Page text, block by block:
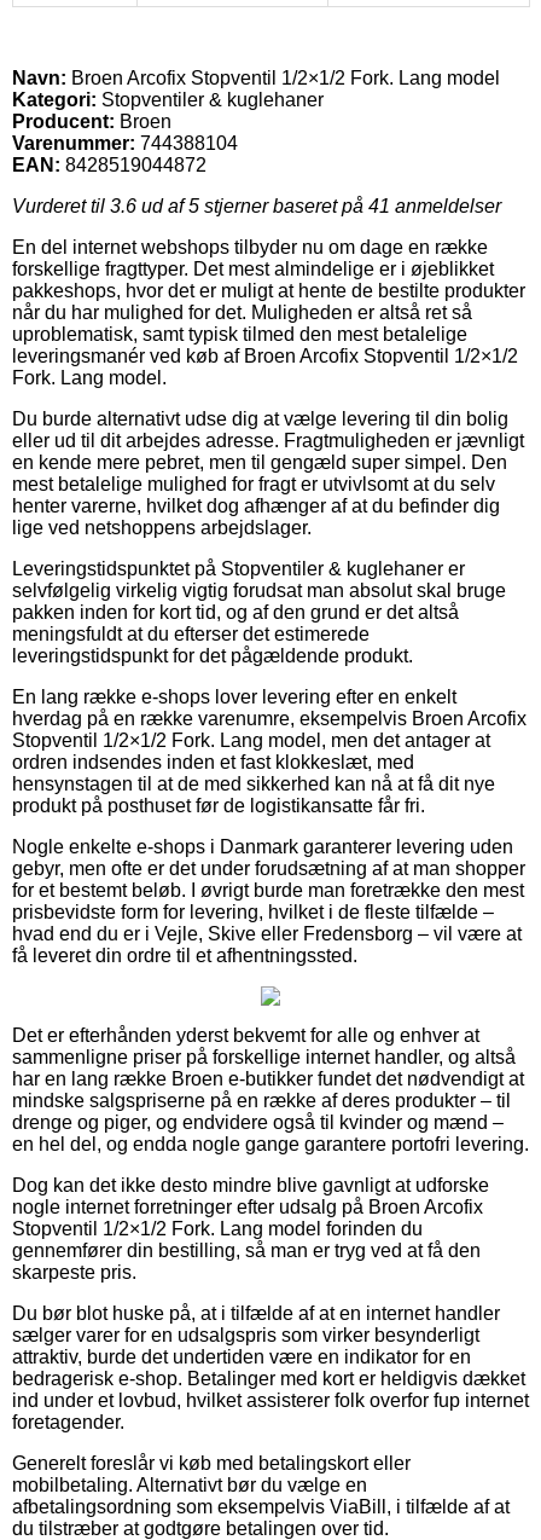
Navn: Broen Arcofix Stopventil 1/2×1/2 Fork. Lang model
Kategori: Stopventiler & kuglehaner
Producent: Broen
Varenummer: 744388104
EAN: 8428519044872
Vurderet til 3.6 ud af 5 stjerner baseret på 41 anmeldelser
En del internet webshops tilbyder nu om dage en række
forskellige fragttyper. Det mest almindelige er i øjeblikket
pakkeshops, hvor det er muligt at hente de bestilte produkter
når du har mulighed for det. Muligheden er altså ret så
uproblematisk, samt typisk tilmed den mest betalelige
leveringsmanér ved køb af Broen Arcofix Stopventil 1/2×1/2
Fork. Lang model.
Du burde alternativt udse dig at vælge levering til din bolig
eller ud til dit arbejdes adresse. Fragtmuligheden er jævnligt
en kende mere pebret, men til gengæld super simpel. Den
mest betalelige mulighed for fragt er utvivlsomt at du selv
henter varerne, hvilket dog afhænger af at du befinder dig
lige ved netshoppens arbejdslager.
Leveringstidspunktet på Stopventiler & kuglehaner er
selvfølgelig virkelig vigtig forudsat man absolut skal bruge
pakken inden for kort tid, og af den grund er det altså
meningsfuldt at du efterser det estimerede
leveringstidspunkt for det pågældende produkt.
En lang række e-shops lover levering efter en enkelt
hverdag på en række varenumre, eksempelvis Broen Arcofix
Stopventil 1/2×1/2 Fork. Lang model, men det antager at
ordren indsendes inden et fast klokkeslæt, med
hensynstagen til at de med sikkerhed kan nå at få dit nye
produkt på posthuset før de logistikansatte får fri.
Nogle enkelte e-shops i Danmark garanterer levering uden
gebyr, men ofte er det under forudsætning af at man shopper
for et bestemt beløb. I øvrigt burde man foretrække den mest
prisbevidste form for levering, hvilket i de fleste tilfælde –
hvad end du er i Vejle, Skive eller Fredensborg – vil være at
få leveret din ordre til et afhentningssted.
Det er efterhånden yderst bekvemt for alle og enhver at
sammenligne priser på forskellige internet handler, og altså
har en lang række Broen e-butikker fundet det nødvendigt at
mindske salgspriserne på en række af deres produkter – til
drenge og piger, og endvidere også til kvinder og mænd –
en hel del, og endda nogle gange garantere portofri levering.
Dog kan det ikke desto mindre blive gavnligt at udforske
nogle internet forretninger efter udsalg på Broen Arcofix
Stopventil 1/2×1/2 Fork. Lang model forinden du
gennemfører din bestilling, så man er tryg ved at få den
skarpeste pris.
Du bør blot huske på, at i tilfælde af at en internet handler
sælger varer for en udsalgspris som virker besynderligt
attraktiv, burde det undertiden være en indikator for en
bedragerisk e-shop. Betalinger med kort er heldigvis dækket
ind under et lovbud, hvilket assisterer folk overfor fup internet
foretagender.
Generelt foreslår vi køb med betalingskort eller
mobilbetaling. Alternativt bør du vælge en
afbetalingsordning som eksempelvis ViaBill, i tilfælde af at
du tilstræber at godtgøre betalingen over tid.